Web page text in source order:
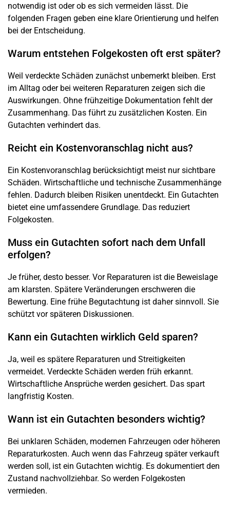
notwendig ist oder ob es sich vermeiden lässt. Die
folgenden Fragen geben eine klare Orientierung und helfen
bei der Entscheidung.
Warum entstehen Folgekosten oft erst später?
Weil verdeckte Schäden zunächst unbemerkt bleiben. Erst
im Alltag oder bei weiteren Reparaturen zeigen sich die
Auswirkungen. Ohne frühzeitige Dokumentation fehlt der
Zusammenhang. Das führt zu zusätzlichen Kosten. Ein
Gutachten verhindert das.
Reicht ein Kostenvoranschlag nicht aus?
Ein Kostenvoranschlag berücksichtigt meist nur sichtbare
Schäden. Wirtschaftliche und technische Zusammenhänge
fehlen. Dadurch bleiben Risiken unentdeckt. Ein Gutachten
bietet eine umfassendere Grundlage. Das reduziert
Folgekosten.
Muss ein Gutachten sofort nach dem Unfall
erfolgen?
Je früher, desto besser. Vor Reparaturen ist die Beweislage
am klarsten. Spätere Veränderungen erschweren die
Bewertung. Eine frühe Begutachtung ist daher sinnvoll. Sie
schützt vor späteren Diskussionen.
Kann ein Gutachten wirklich Geld sparen?
Ja, weil es spätere Reparaturen und Streitigkeiten
vermeidet. Verdeckte Schäden werden früh erkannt.
Wirtschaftliche Ansprüche werden gesichert. Das spart
langfristig Kosten.
Wann ist ein Gutachten besonders wichtig?
Bei unklaren Schäden, modernen Fahrzeugen oder höheren
Reparaturkosten. Auch wenn das Fahrzeug später verkauft
werden soll, ist ein Gutachten wichtig. Es dokumentiert den
Zustand nachvollziehbar. So werden Folgekosten
vermieden.